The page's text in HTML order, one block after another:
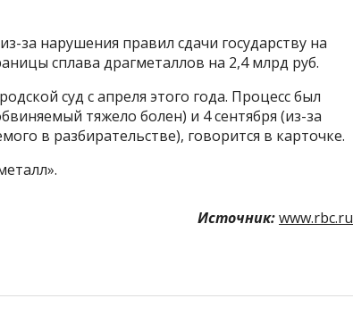
за нарушения правил сдачи государству на
сплава драгметаллов на 2,4 млрд руб.
суд с апреля этого года. Процесс был
тяжело болен) и 4 сентября (из-за
в разбирательстве), говорится в карточке.
Источник:www.rbc.ru